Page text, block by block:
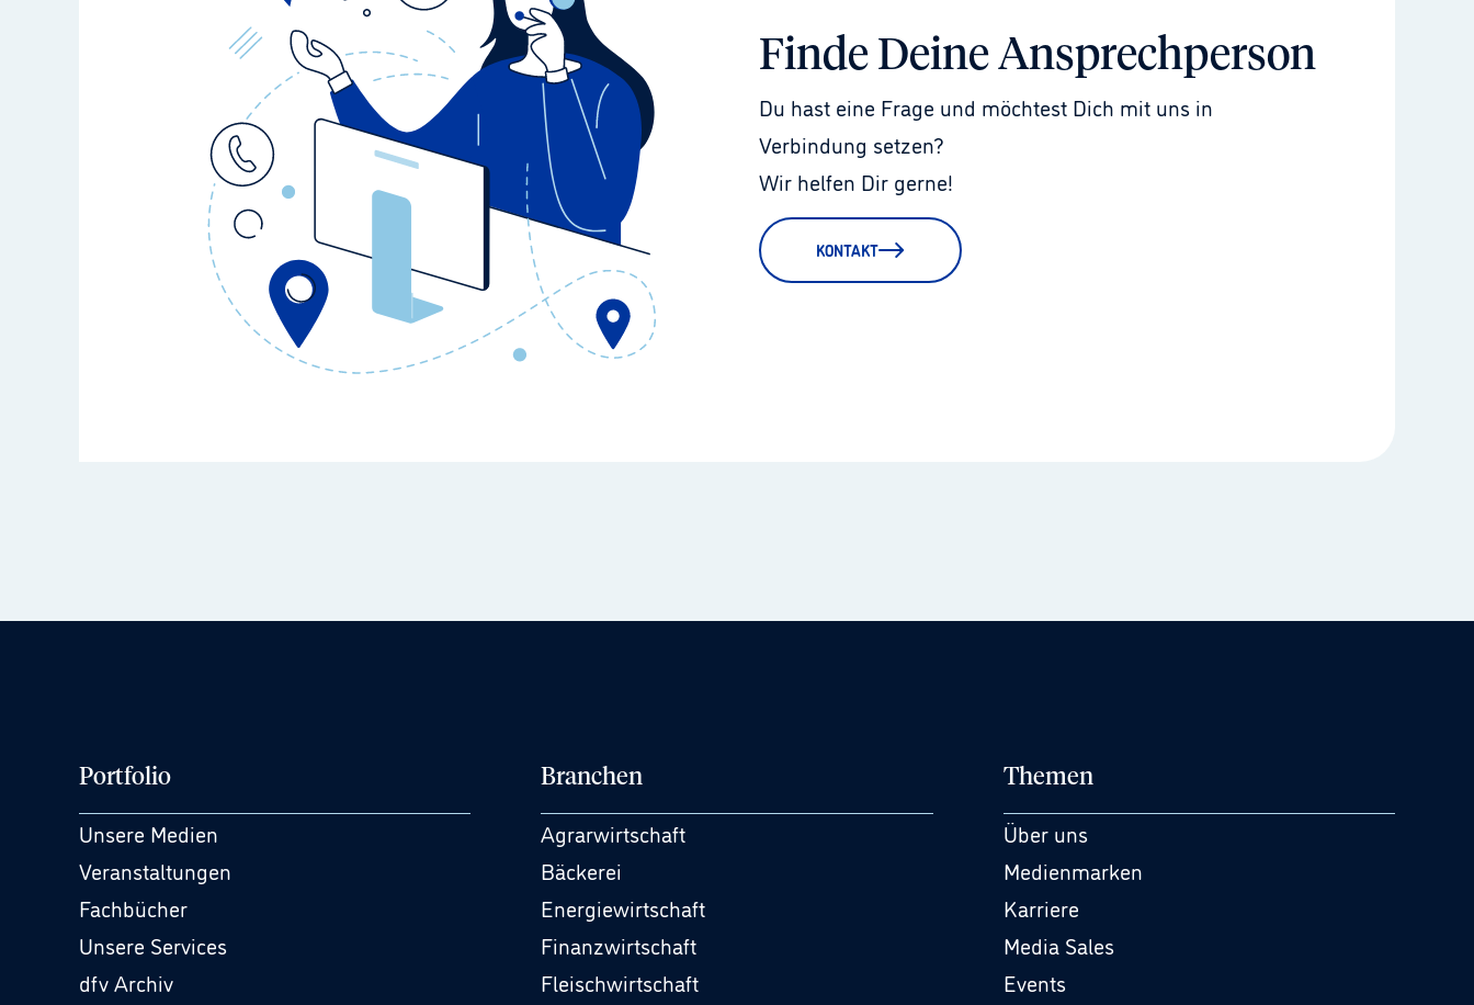
Finde Deine Ansprechperson
Du hast eine Frage und möchtest Dich mit uns in
Verbindung setzen?
Wir helfen Dir gerne!
KONTAKT
Portfolio
Unsere Medien
Veranstaltungen
Fachbücher
Unsere Services
dfv Archiv
Branchen
Agrarwirtschaft
Bäckerei
Energiewirtschaft
Finanzwirtschaft
Fleischwirtschaft
Themen
Über uns
Medienmarken
Karriere
Media Sales
Events